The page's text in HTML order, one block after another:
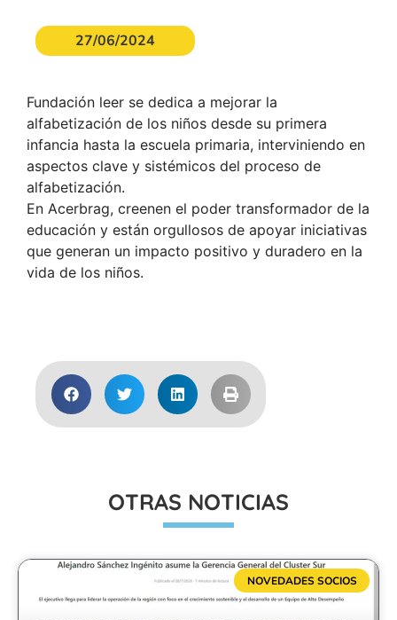
27/06/2024
Fundación leer se dedica a mejorar la
alfabetización de los niños desde su primera
infancia hasta la escuela primaria, interviniendo en
aspectos clave y sistémicos del proceso de
alfabetización.
En Acerbrag, creenen el poder transformador de la
educación y están orgullosos de apoyar iniciativas
que generan un impacto positivo y duradero en la
vida de los niños.
OTRAS NOTICIAS
NOVEDADES SOCIOS